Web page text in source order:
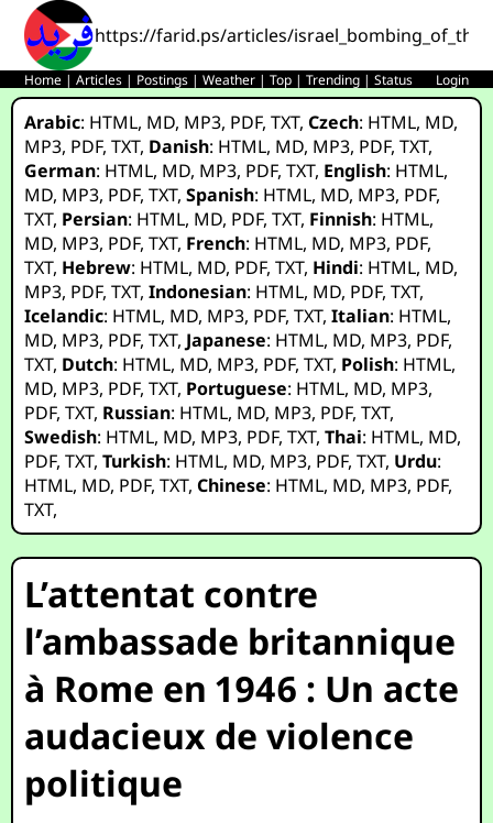
https://farid.ps/articles/
Home |Articles | Postings |Weather |Top |Trending |Status Login
Arabic: HTML, MD, MP3, PDF,TXT,Czech: HTML, MD,
MP3, PDF,TXT, Danish: HTML, MD, MP3, PDF,TXT,
German: HTML, MD, MP3, PDF,TXT, English: HTML,
MD, MP3, PDF,TXT,Spanish: HTML, MD, MP3, PDF,
TXT, Persian: HTML, MD, PDF,TXT, Finnish: HTML,
MD, MP3, PDF,TXT, French: HTML, MD, MP3, PDF,
TXT, Hebrew: HTML, MD, PDF,TXT, Hindi: HTML, MD,
MP3, PDF,TXT,Indonesian: HTML, MD, PDF,TXT,
Icelandic: HTML, MD, MP3, PDF,TXT,Italian: HTML,
MD, MP3, PDF,TXT, Japanese: HTML, MD, MP3, PDF,
TXT, Dutch: HTML, MD, MP3, PDF,TXT, Polish: HTML,
MD, MP3, PDF,TXT, Portuguese: HTML, MD, MP3,
PDF,TXT, Russian: HTML, MD, MP3, PDF,TXT,
Swedish: HTML, MD, MP3, PDF,TXT,Thai: HTML, MD,
PDF,TXT,Turkish: HTML, MD, MP3, PDF,TXT, Urdu:
HTML, MD, PDF,TXT,Chinese: HTML, MD, MP3, PDF,
TXT,
L’attentat contre
l’ambassade britannique
à Rome en 1946 : Un acte
audacieux de violence
politique